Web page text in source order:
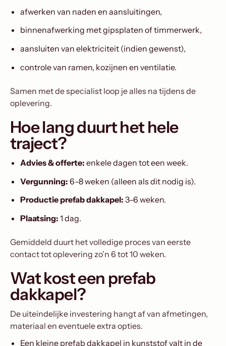
afwerken van naden en aansluitingen,
binnenafwerking met gipsplaten of timmerwerk,
aansluiten van elektriciteit (indien gewenst),
controle van ramen, kozijnen en ventilatie.
Samen met de specialist loop je alles na tijdens de
oplevering.
Hoe lang duurt het hele
traject?
Advies & offerte: enkele dagen tot een week.
Vergunning: 6–8 weken (alleen als dit nodig is).
Productie prefab dakkapel: 3–6 weken.
Plaatsing: 1 dag.
Gemiddeld duurt het volledige proces van eerste
contact tot oplevering zo’n 6 tot 10 weken.
Wat kost een prefab
dakkapel?
De uiteindelijke investering hangt af van afmetingen,
materiaal en eventuele extra opties.
Een kleine prefab dakkapel in kunststof valt in de